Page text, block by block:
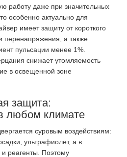
работу даже при значительных
особенно актуально для
имеет защиту от короткого
перенапряжения, а также
пульсации менее 1%.
снижает утомляемость
в освещенной зоне
защита:
любом климате
суровым воздействиям:
ультрафиолет, а в
реагенты. Поэтому